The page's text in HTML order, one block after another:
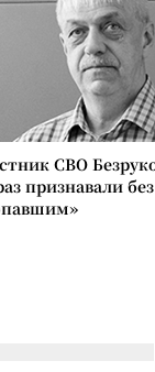
СВО
признавали